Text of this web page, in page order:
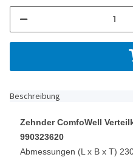
Beschreibung
Zehnder ComfoWell
990323620
Abmessungen (L x B x T)